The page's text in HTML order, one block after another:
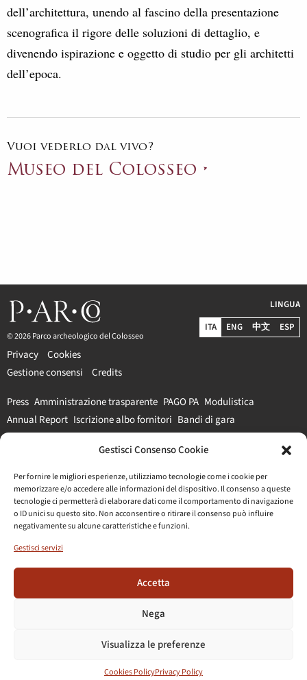
Gestisci Consenso Cookie
Per fornire le migliori esperienze, utilizziamo tecnologie come i cookie per
memorizzare e/o accedere alle informazioni del dispositivo. Il consenso a queste
tecnologie ci permetterà di elaborare dati come il comportamento di navigazione
o ID unici su questo sito. Non acconsentire o ritirare il consenso può influire
negativamente su alcune caratteristiche e funzioni.
Gestisci servizi
Accetta
Nega
Visualizza le preferenze
Cookies PolicyPrivacy Policy
dell’architettura, unendo al fascino della presentazione
scenografica il rigore delle soluzioni di dettaglio, e
divenendo ispirazione e oggetto di studio per gli architetti
dell’epoca.
Vuoi vederlo dal vivo?
Museo del Colosseo
© 2026 Parco archeologico del Colosseo
Privacy
Cookies
Gestione consensi
Credits
LINGUA
ITA
ENG 中文 ESP
Press Amministrazione trasparente PAGO PA Modulistica
Annual Report Iscrizione albo fornitori Bandi di gara